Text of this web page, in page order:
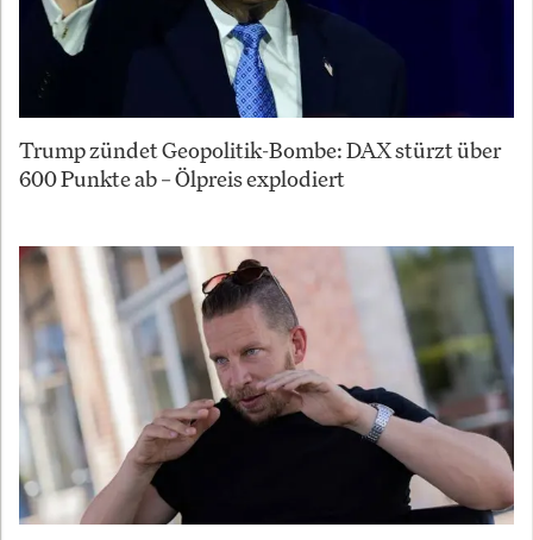
Trump zündet Geopolitik-Bombe: DAX stürzt über
600 Punkte ab – Ölpreis explodiert